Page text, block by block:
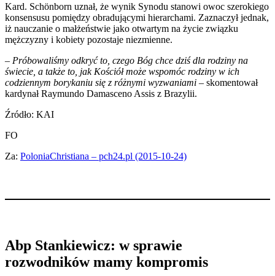
Kard. Schönborn uznał, że wynik Synodu stanowi owoc szerokiego
konsensusu pomiędzy obradującymi hierarchami. Zaznaczył jednak,
iż nauczanie o małżeństwie jako otwartym na życie związku
mężczyzny i kobiety pozostaje niezmienne.
– Próbowaliśmy odkryć to, czego Bóg chce dziś dla rodziny na
świecie, a także to, jak Kościół może wspomóc rodziny w ich
codziennym borykaniu się z różnymi wyzwaniami – skomentował
kardynał Raymundo Damasceno Assis z Brazylii.
Źródło: KAI
FO
Za: PoloniaChristiana – pch24.pl (2015-10-24)
Abp Stankiewicz: w sprawie
rozwodników mamy kompromis